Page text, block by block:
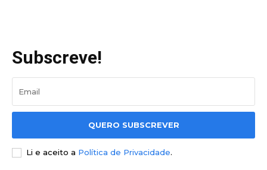
Subscreve!
QUERO SUBSCREVER
Li e aceito a Política de Privacidade.